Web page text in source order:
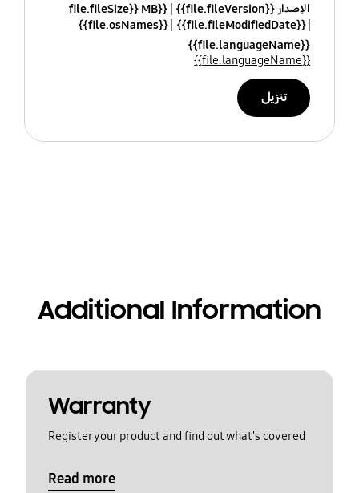
الإصدار {{file.fileVersion}}
{{file.fileSize}} MB
{{file.fileModifiedDate}}
{{file.osNames}}
{{file.languageName}}
{{file.languageName}}
تنزيل
Additional Information
Warranty
Register your product and find out what's covered
Read more